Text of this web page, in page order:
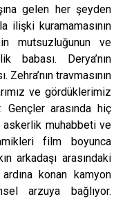
gelen her şeyden
ilişki kuramamasının
mutsuzluğunun ve
babası. Derya’nın
Zehra’nın travmasının
ve gördüklerimiz
Gençler arasında hiç
askerlik muhabbeti ve
film boyunca
arkadaşı arasındaki
konan kamyon
arzuya bağlıyor.